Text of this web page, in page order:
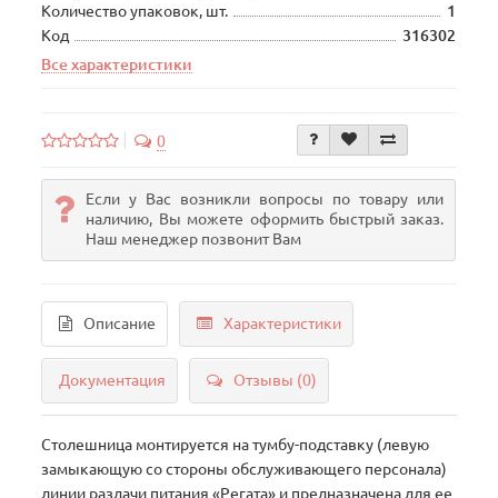
Количество упаковок, шт.
1
Код
316302
Все характеристики
0
Если у Вас возникли вопросы по товару или
наличию, Вы можете оформить быстрый заказ.
Наш менеджер позвонит Вам
Описание Характеристики
Документация Отзывы (0)
Столешница монтируется на тумбу-подставку (левую
замыкающую со стороны обслуживающего персонала)
линии раздачи питания «Регата» и предназначена для ее